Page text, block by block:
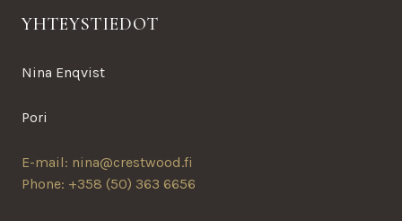
YHTEYSTIEDOT
Nina Enqvist
Pori
E-mail: nina@crestwood.fi
Phone: +358 (50) 363 6656